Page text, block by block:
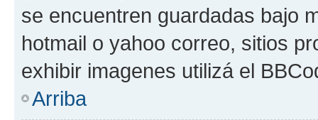
se encuentren guardadas bajo
hotmail o yahoo correo, sitios
exhibir imagenes utilizá el
Arriba